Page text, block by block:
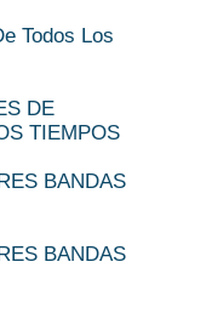
Todos Los
DE
TIEMPOS
BANDAS
BANDAS